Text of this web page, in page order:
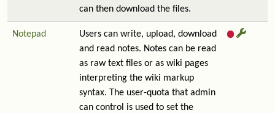
can then download the files.
Notepad
Users can write, upload, download
and read notes. Notes can be read
as raw text files or as wiki pages
interpreting the wiki markup
syntax. The user-quota that admin
can control is used to set the